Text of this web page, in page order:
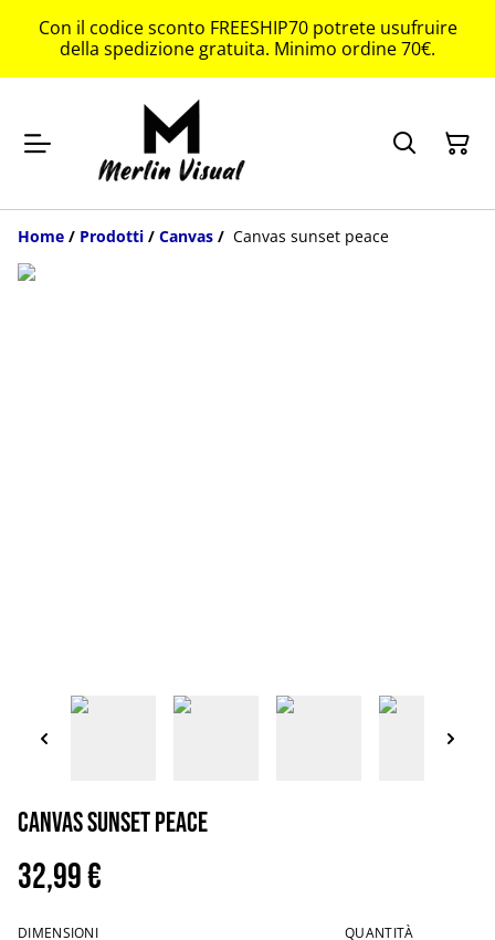
Con il codice sconto FREESHIP70 potrete usufruire
della spedizione gratuita. Minimo ordine 70€.
Home / Prodotti / Canvas / Canvas sunset peace
Canvas sunset peace
32,99 €
DIMENSIONI QUANTITÀ